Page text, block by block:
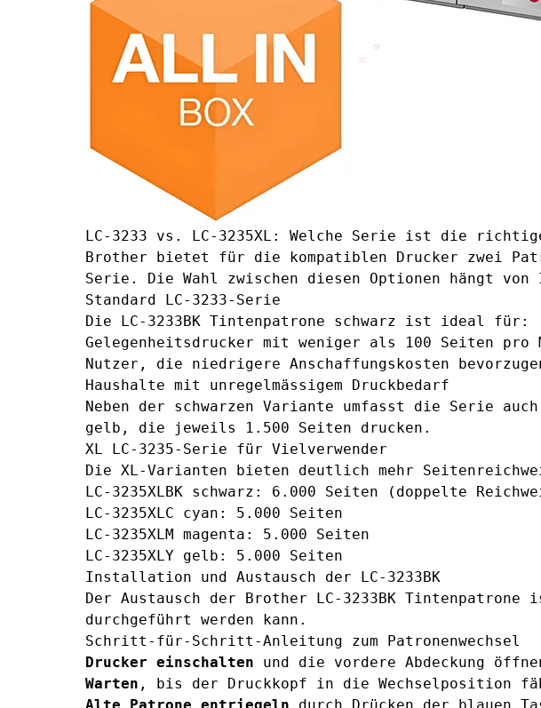
LC-3233 vs. LC-3235XL: Welche Serie ist die
Brother bietet für die kompatiblen Drucker zwei
Serie. Die Wahl zwischen diesen Optionen hängt von
Standard LC-3233-Serie
Die LC-3233BK Tintenpatrone schwarz ist ideal für:
Gelegenheitsdrucker mit weniger als 100 Seiten pro
Nutzer, die niedrigere Anschaffungskosten
Haushalte mit unregelmässigem Druckbedarf
Neben der schwarzen Variante umfasst die Serie
gelb , die jeweils 1.500 Seiten drucken.
XL LC-3235-Serie für Vielverwender
Die XL-Varianten bieten deutlich mehr
LC-3235XLBK schwarz : 6.000 Seiten (doppelte
LC-3235XLC cyan : 5.000 Seiten
LC-3235XLM magenta : 5.000 Seiten
LC-3235XLY gelb : 5.000 Seiten
Installation und Austausch der LC-3233BK
Der Austausch der Brother LC-3233BK
durchgeführt werden kann.
Schritt-für-Schritt-Anleitung zum Patronenwechsel
Drucker einschalten und die vordere Abdeckung
Warten , bis der Druckkopf in die Wechselposition